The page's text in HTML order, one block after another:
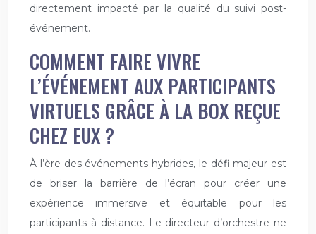
directement impacté par la qualité du suivi post-
événement.
COMMENT FAIRE VIVRE
L’ÉVÉNEMENT AUX PARTICIPANTS
VIRTUELS GRÂCE À LA BOX REÇUE
CHEZ EUX ?
À l’ère des événements hybrides, le défi majeur est
de briser la barrière de l’écran pour créer une
expérience immersive et équitable pour les
participants à distance. Le directeur d’orchestre ne